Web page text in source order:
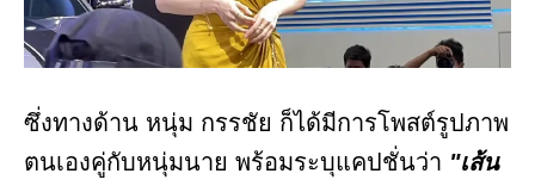
ซึ่งทางด้าน หนุ่ม กรรชัย ก็ได้มีการโพสต์รูปภาพ
ตนเองคู่กับหนุ่มนาย พร้อมระบุแคปชั่นว่า "เส้น